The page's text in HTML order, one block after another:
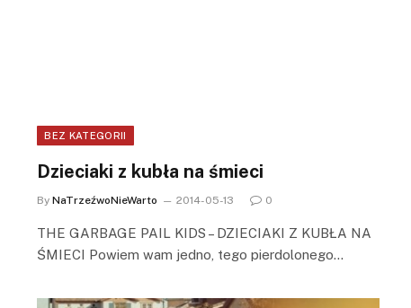
BEZ KATEGORII
Dzieciaki z kubła na śmieci
By NaTrzeźwoNieWarto 2014-05-13 0
THE GARBAGE PAIL KIDS – DZIECIAKI Z KUBŁA NA
ŚMIECI Powiem wam jedno, tego pierdolonego…